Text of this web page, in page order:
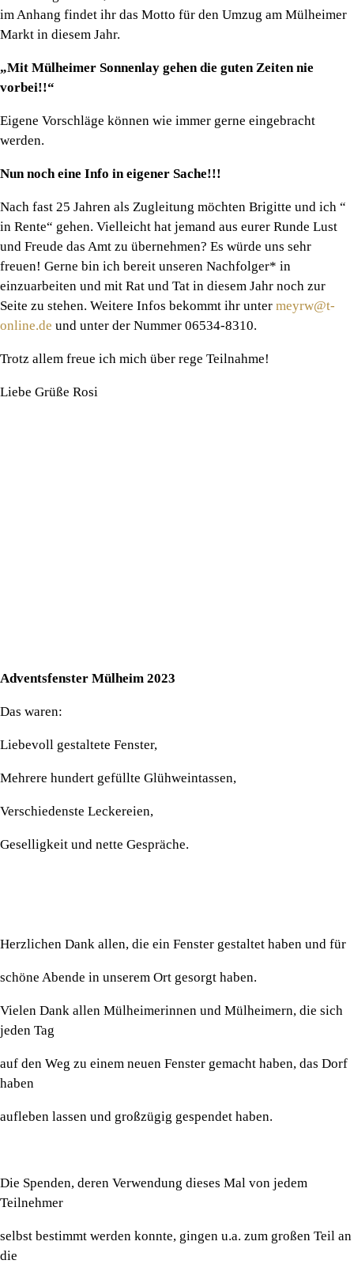
im Anhang findet ihr das Motto für den Umzug am Mülheimer
Markt in diesem Jahr.
„Mit Mülheimer Sonnenlay gehen die guten Zeiten nie
vorbei!!“
Eigene Vorschläge können wie immer gerne eingebracht
werden.
Nun noch eine Info in eigener Sache!!!
Nach fast 25 Jahren als Zugleitung möchten Brigitte und ich “
in Rente“ gehen. Vielleicht hat jemand aus eurer Runde Lust
und Freude das Amt zu übernehmen? Es würde uns sehr
freuen! Gerne bin ich bereit unseren Nachfolger* in
einzuarbeiten und mit Rat und Tat in diesem Jahr noch zur
Seite zu stehen. Weitere Infos bekommt ihr unter meyrw@t-
online.de und unter der Nummer 06534-8310.
Trotz allem freue ich mich über rege Teilnahme!
Liebe Grüße Rosi
Adventsfenster Mülheim 2023
Das waren:
Liebevoll gestaltete Fenster,
Mehrere hundert gefüllte Glühweintassen,
Verschiedenste Leckereien,
Geselligkeit und nette Gespräche.
Herzlichen Dank allen, die ein Fenster gestaltet haben und für
schöne Abende in unserem Ort gesorgt haben.
Vielen Dank allen Mülheimerinnen und Mülheimern, die sich
jeden Tag
auf den Weg zu einem neuen Fenster gemacht haben, das Dorf
haben
aufleben lassen und großzügig gespendet haben.
Die Spenden, deren Verwendung dieses Mal von jedem
Teilnehmer
selbst bestimmt werden konnte, gingen u.a. zum großen Teil an
die